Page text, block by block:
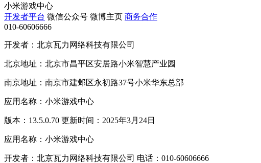
小米游戏中心
开发者平台 微信公众号 微博主页 商务合作
010-60606666
开发者：北京瓦力网络科技有限公司
北京地址：北京市昌平区安居路小米智慧产业园
南京地址：南京市建邺区永初路37号小米华东总部
应用名称：小米游戏中心
版本：13.5.0.70 更新时间：2025年3月24日
应用名称：小米游戏中心
开发者：北京瓦力网络科技有限公司 电话：010-60606666